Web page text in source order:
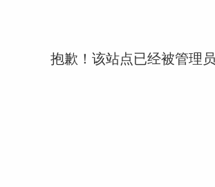
抱歉！该站点已经被管理